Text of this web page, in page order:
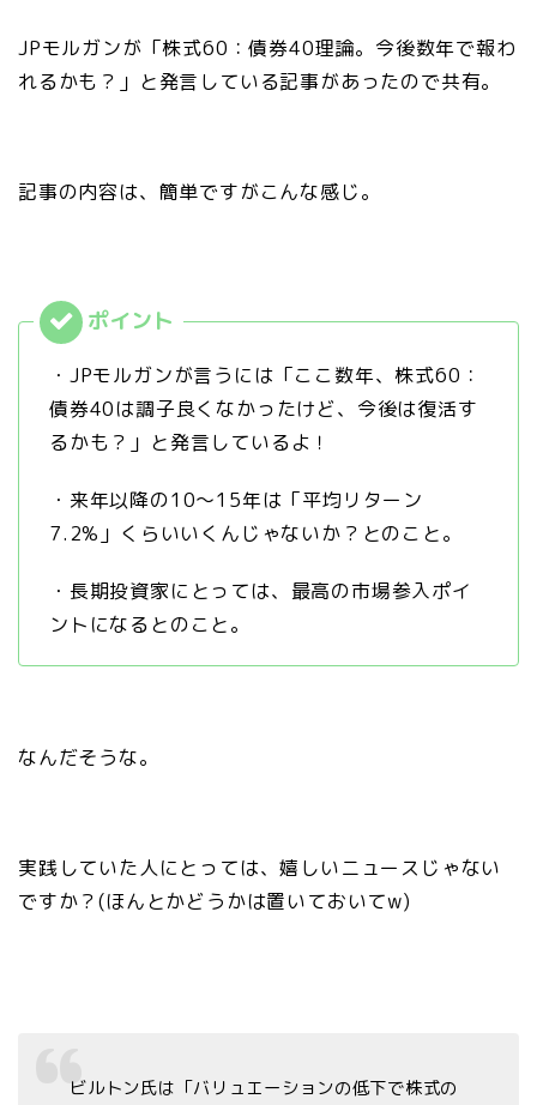
JPモルガンが「株式60：債券40理論。今後数年で報わ
れるかも？」と発言している記事があったので共有。
記事の内容は、簡単ですがこんな感じ。
・JPモルガンが言うには「ここ数年、株式60：
債券40は調子良くなかったけど、今後は復活す
るかも？」と発言しているよ！
・来年以降の10〜15年は「平均リターン
7.2%」くらいいくんじゃないか？とのこと。
・長期投資家にとっては、最高の市場参入ポイ
ントになるとのこと。
なんだそうな。
実践していた人にとっては、嬉しいニュースじゃない
ですか？(ほんとかどうかは置いておいてw)
ビルトン氏は「バリュエーションの低下で株式の